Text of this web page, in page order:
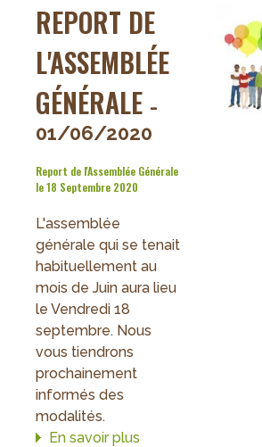
REPORT DE
L'ASSEMBLÉE
GÉNÉRALE -
01/06/2020
Report de l'Assemblée Générale
le 18 Septembre 2020
L'assemblée
générale qui se tenait
habituellement au
mois de Juin aura lieu
le Vendredi 18
septembre. Nous
vous tiendrons
prochainement
informés des
modalités.
En savoir plus